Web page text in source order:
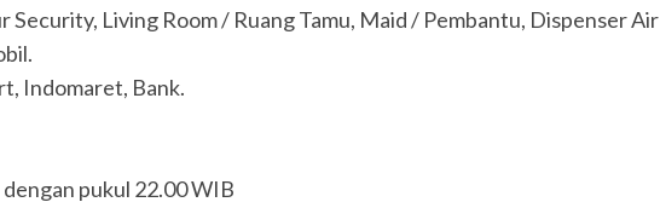
Security, Living Room / Ruang Tamu, Maid / Pembantu, Dispenser Air
Indomaret, Bank.
pukul 22.00 WIB